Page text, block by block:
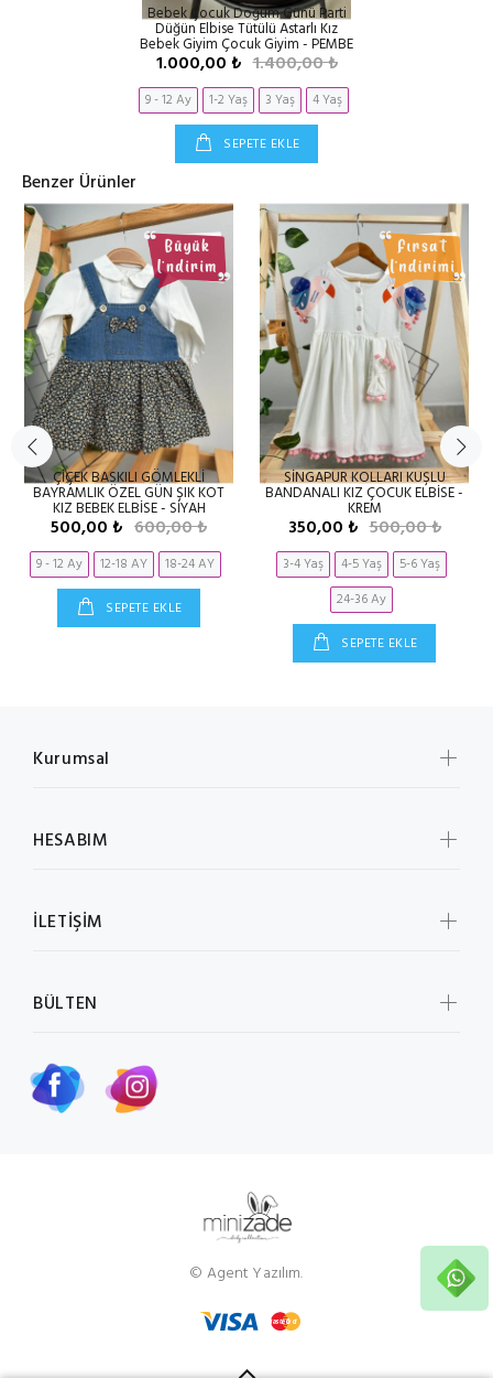
Bebek Çocuk Doğum Günü Parti
Düğün Elbise Tütülü Astarlı Kız
Bebek Giyim Çocuk Giyim - PEMBE
1.000,00 ₺ 1.400,00 ₺
9 - 12 Ay 1-2 Yaş 3 Yaş
4 Yaş
SEPETE EKLE
Benzer Ürünler
ÇİÇEK BASKILI GÖMLEKLİ
BAYRAMLIK ÖZEL GÜN ŞIK KOT
KIZ BEBEK ELBİSE - SİYAH
500,00 ₺ 600,00 ₺
9 - 12 Ay 12-18 AY
18-24 AY
SEPETE EKLE
SİNGAPUR KOLLARI KUŞLU
BANDANALI KIZ ÇOCUK ELBİSE -
KREM
350,00 ₺ 500,00 ₺
3-4 Yaş 4-5 Yaş
5-6 Yaş
24-36 Ay
SEPETE EKLE
Kurumsal
HESABIM
İLETİŞİM
BÜLTEN
© Agent Yazılım.